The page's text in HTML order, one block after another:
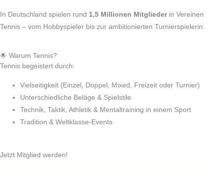
In Deutschland spielen rund 1,5 Millionen Mitgliederin Vereinen
Tennis – vom Hobbyspieler bis zur ambitionierten Turnierspielerin.
🌟 Warum Tennis?
Tennis begeistert durch:
Vielseitigkeit (Einzel, Doppel, Mixed, Freizeit oder Turnier)
Unterschiedliche Beläge & Spielstile
Technik, Taktik, Athletik & Mentaltraining in einem Sport
Tradition & Weltklasse‑Events
Jetzt Mitglied werden!